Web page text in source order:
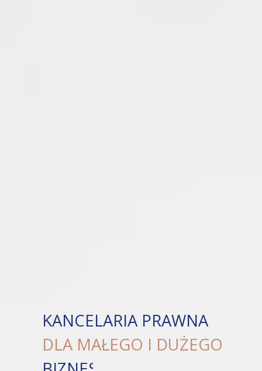
KANCELARIA PRAWNA
DLA MAŁEGO I DUŻEGO